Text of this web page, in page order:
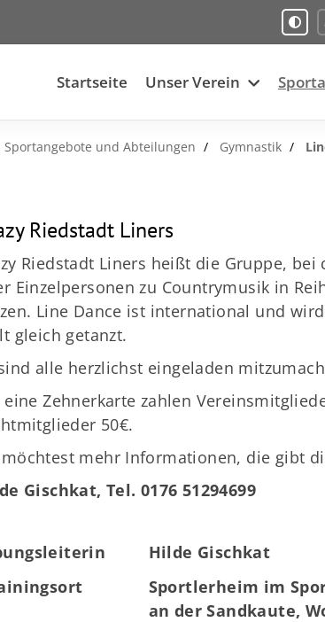
Startseite Unser Verein
Sportangebote und Abteilungen Gymnastik
Riedstadt Liners
Riedstadt Liners heißt die Gruppe, bei
Einzelpersonen zu Countrymusik in
Line Dance ist international und
gleich getanzt.
alle herzlichst eingeladen
eine Zehnerkarte zahlen
50€.
mehr Informationen, die gibt
Gischkat, Tel. 0176 51294699
Hilde Gischkat
Sportlerheim im
an der Sandkaute,